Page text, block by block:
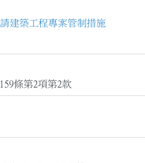
建築工程專案管制措施
條第2項第2款